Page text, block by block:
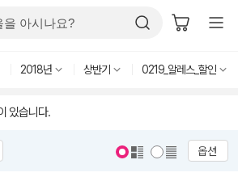
2018년 상반기 0219_알레스_할인
있습니다.
옵션